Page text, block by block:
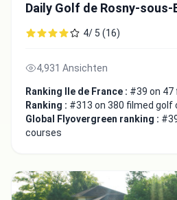
Daily Golf de Rosny-sous-
4/ 5 (16)
4,931 Ansichten
Ranking Ile de France : #39 on
Ranking : #313 on 380 filmed golf
Global Flyovergreen ranking :
courses